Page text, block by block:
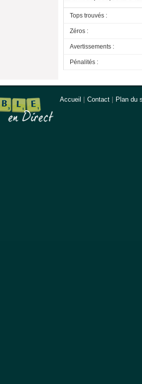
Tops trouvés :
Zéros :
Avertissements :
Pénalités :
Accueil Contact Plan du